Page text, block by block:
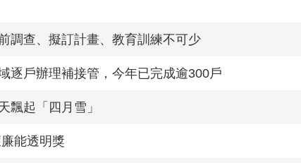
調查、擬訂計畫、教育訓練不可少
逐戶辦理補接管，今年已完成逾300戶
飄起「四月雪」
能透明獎